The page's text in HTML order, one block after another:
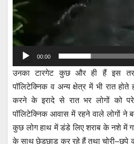
00:00
उनका टारगेट कुछ और ही हैं इस
पॉलिटेक्निक व अन्य क्षेत्र में भी रात होते
करने के इरादे से रात भर लोगों को
पॉलिटेक्निक आवास में रहने वाले लोगों ने
कुछ लोग हाथ में डंडे लिए शराब के नशे में
के साथ छेड़छाड़ कर रहे हैं तथा चोरी–छुपे